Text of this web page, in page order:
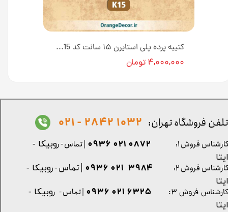
کتیبه پرده پلی استایرن ۱۵ سانت کد K15 [انبار تهران]
۴,۰۰۰,۰۰۰ تومان
کارشناس فروش ۳: ۶۳۲۵ ۰۲۱ ۰۹۳۶ | تماس - روبیکا -
ایتا
تلفن فروشگاه تهران: 1032 2842 - 021
کارشناس فروش ۱: 0872 021 0936 | تماس - روبیکا -
ایتا
کارشناس فروش ۲:
۳۹۸۴ ۰۲۱ ۰۹۳۶ | تماس - روبیکا -
ایتا